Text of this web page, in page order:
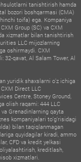
tanishtirish hamda
bozori boshqarmasi (CMA)
toifa) ega. Kompaniya
Group (SC) va CXM
xizmatlar bilan tanishtirish
LLC mijozlarning
oshirmaydi. CXM
32-qavat, Al Salam Tower, Al
yuridik shaxslarni o‘z ichiga
Direct LLC
Centre, Stoney Ground,
olish raqami: 444 LLC
Grenadinlarning qayta
kompaniyalari to‘g‘risidagi
bilan taqiqlanmagan
quyidagilar kiradi, ammo
CFD va kredit yelkasi
kreditlash,
xizmatlari.